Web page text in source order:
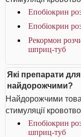
Епобіокрин
Епобіокрин
Рекормон
шприц-туб
Які препарати
найдорожчими?
Найдорожчими
стимуляції
Епобіокрин
шприц-туб